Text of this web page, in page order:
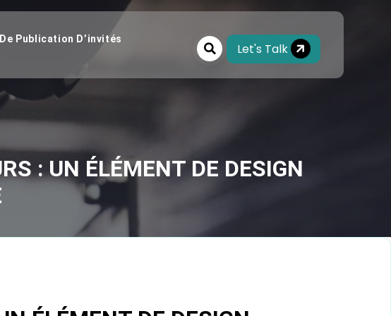
Publication D’invités
Let's Talk
: UN ÉLÉMENT DE DESIGN